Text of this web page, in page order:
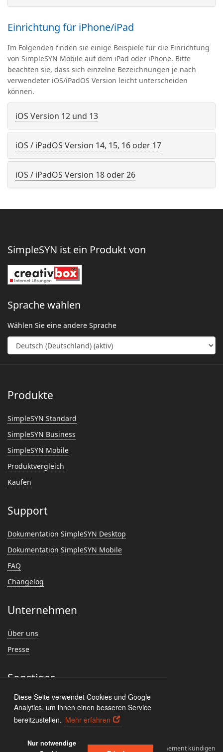
Diese Seite verwendet Cookies und Google
Analytics, um ihnen einen besseren Service
bereitzustellen. Mehr erfahren
Nur notwendige
Einrichtung für iPhone/iPad
Im Folgenden finden sie einige Beispiele für die Einrichtung
von SimpleSYN Mobile auf dem iPad oder iPhone. Bitte
beachten sie, dass sich einzelne Bezeichnungen je nach
verwendeter iOS/iPadOS Version leicht unterscheiden
können.
iOS Version 12 und 13
iOS / iPadOS Version 14, 15, 16 oder 17
iOS / iPadOS Version 18 oder 26
SimpleSYN ist ein Produkt von
Sprache wählen
Wählen Sie eine andere Sprache
Produkte
SimpleSYN Standard
SimpleSYN Business
SimpleSYN Mobile
Produktvergleich
Kaufen
Support
Dokumentation SimpleSYN Desktop
Dokumentation SimpleSYN Mobile
FAQ
Changelog
Unternehmen
Über uns
Presse
Sonstiges
Feedback
Kundenmeinungen
Lizenzvereinbarungen Abonnement kündigen